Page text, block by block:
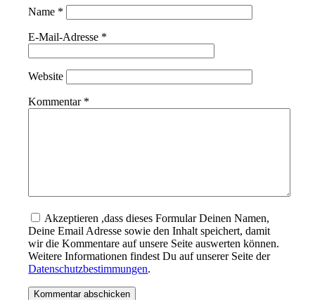
Name *
E-Mail-Adresse *
Website
Kommentar *
Akzeptieren ,dass dieses Formular Deinen Namen,
Deine Email Adresse sowie den Inhalt speichert, damit
wir die Kommentare auf unsere Seite auswerten können.
Weitere Informationen findest Du auf unserer Seite der
Datenschutzbestimmungen.